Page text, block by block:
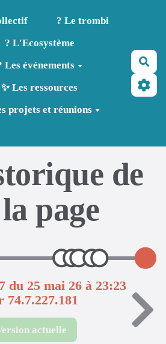
? Le trombi
? L'Ecosystème
Les événements
✨ Les ressources
projets et réunions
de
la page
du 25 mai 26 à 23:23
74.7.227.181
actuelle